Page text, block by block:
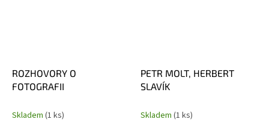
ROZHOVORY O
FOTOGRAFII
Skladem (1 ks)
PETR MOLT, HERBERT
SLAVÍK
Skladem (1 ks)